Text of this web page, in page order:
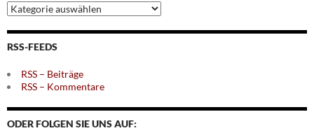
Archiv
nach
Themen
RSS-FEEDS
RSS – Beiträge
RSS – Kommentare
ODER FOLGEN SIE UNS AUF: